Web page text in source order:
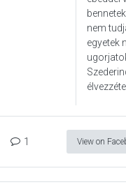
nem
egyetek
1 View on